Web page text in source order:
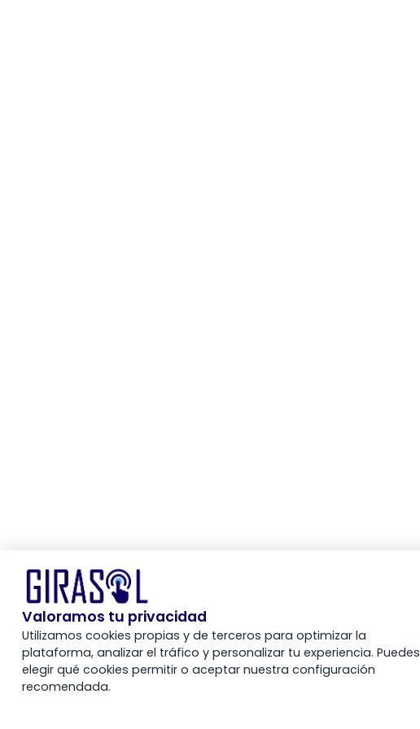
Valoramos tu privacidad
Utilizamos cookies propias y de terceros para optimizar la
plataforma, analizar el tráfico y personalizar tu experiencia. Puedes
elegir qué cookies permitir o aceptar nuestra configuración
recomendada.